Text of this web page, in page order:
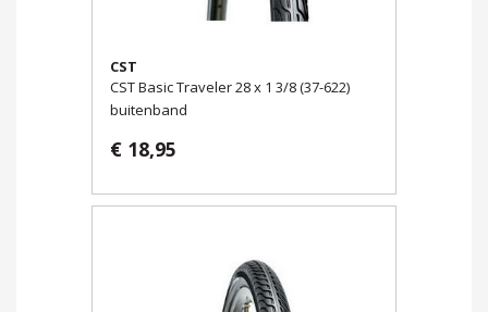
CST
CST Basic Traveler 28 x 1 3/8 (37-622)
buitenband
€ 18,95